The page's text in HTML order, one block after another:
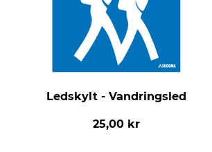
Ledskylt - Vandringsled
25,00 kr